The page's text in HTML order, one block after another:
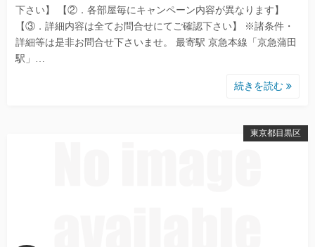
下さい】 【②．各部屋毎にキャンペーン内容が異なります】
【③．詳細内容は全てお問合せにてご確認下さい】 ※諸条件・
詳細等は是非お問合せ下さいませ。 最寄駅 京急本線「京急蒲田
駅」…
続きを読む
東京都目黒区